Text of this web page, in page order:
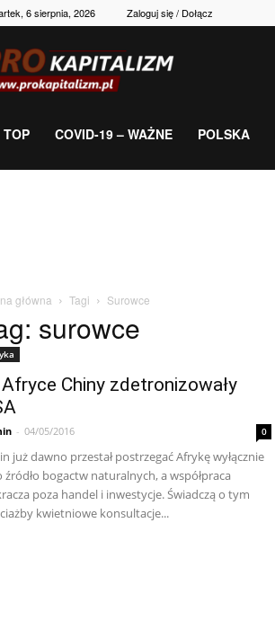
6 sierpnia, 2026 Zaloguj się / Dołącz
gospodarka,
TOP COVID-19 – WAŻNE POLSKA
główna Tagi Surowce
surowce
Chiny zdetronizowały
- 04/05/2016 0
już dawno przestał postrzegać Afrykę wyłącznie
źródło bogactw naturalnych, a współpraca
poza handel i inwestycje. Świadczą o tym
kwietniowe konsultacje...